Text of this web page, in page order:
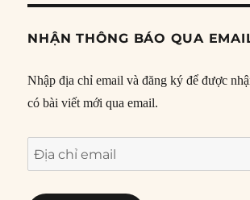
NHẬN THÔNG BÁO QUA
Nhập địa chỉ email và đăng ký để được
có bài viết mới qua email.
Địa
chỉ
email